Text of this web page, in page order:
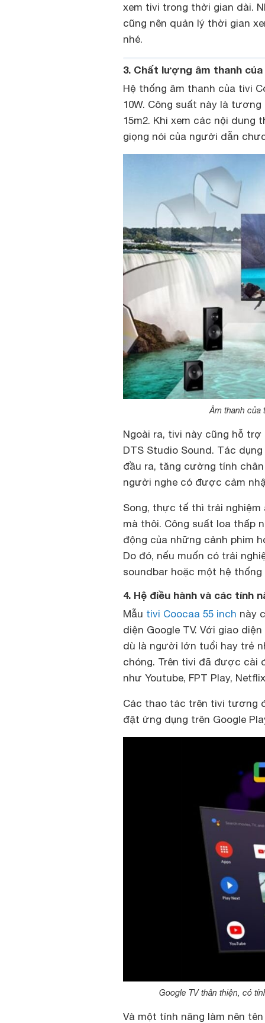
xem tivi trong thời gian dài.
cũng nên quản lý thời gian
nhé.
3. Chất lượng âm thanh của
Hệ thống âm thanh của tivi
10W. Công suất này là
15m2. Khi xem các nội
giọng nói của người dẫn
Âm thanh của
Ngoài ra, tivi này cũng hỗ
DTS Studio Sound. Tác
đầu ra, tăng cường tính
người nghe có được cảm
Song, thực tế thì trải
mà thôi. Công suất loa thấp
động của những cảnh phim
Do đó, nếu muốn có trải
soundbar hoặc một hệ thống
4. Hệ điều hành và các tính
Mẫu tivi Coocaa 55 inch này
diện Google TV. Với giao
dù là người lớn tuổi hay trẻ
chóng. Trên tivi đã được cài
như Youtube, FPT Play,
Các thao tác trên tivi tương
đặt ứng dụng trên Google
Google TV thân thiện, có
Và một tính năng làm nên